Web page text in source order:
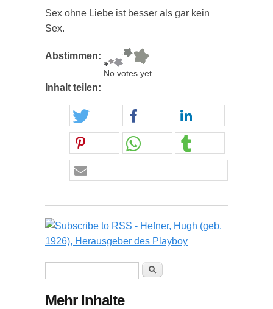
Sex ohne Liebe ist besser als gar kein
Sex.
Abstimmen:
No votes yet
Inhalt teilen:
Suche
Mehr Inhalte